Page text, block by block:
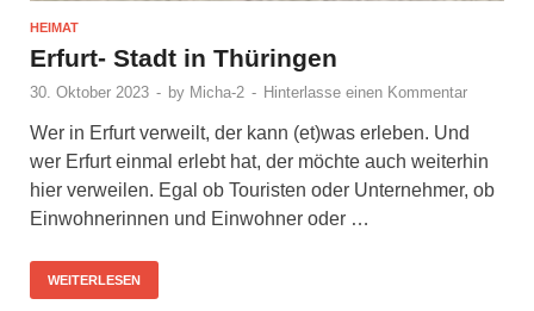
HEIMAT
Erfurt- Stadt in Thüringen
30. Oktober 2023 - by Micha-2 - Hinterlasse einen Kommentar
Wer in Erfurt verweilt, der kann (et)was erleben. Und
wer Erfurt einmal erlebt hat, der möchte auch weiterhin
hier verweilen. Egal ob Touristen oder Unternehmer, ob
Einwohnerinnen und Einwohner oder …
WEITERLESEN